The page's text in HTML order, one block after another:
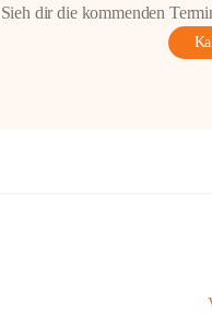
Sieh dir die kommenden